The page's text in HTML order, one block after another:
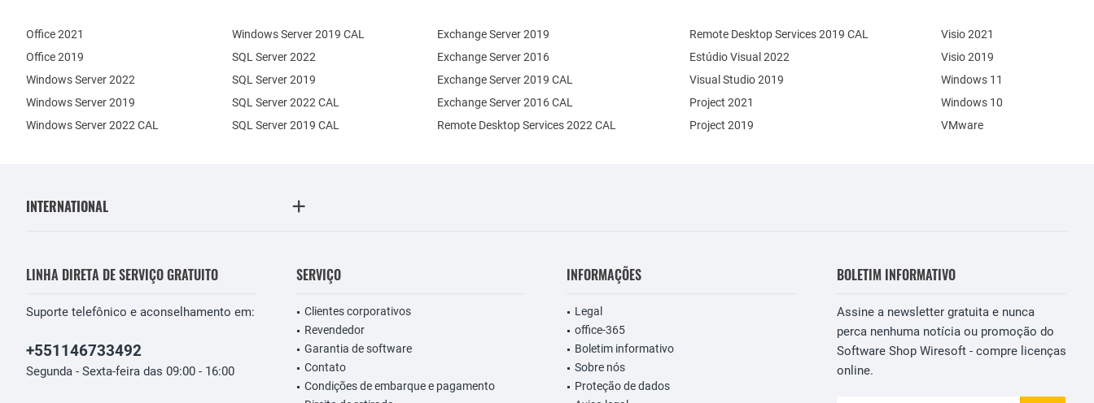
Office 2021
Office 2019
Windows Server 2022
Windows Server 2019
Exchange Server 2019
Exchange Server 2016
SQL Server 2022
SQL Server 2019
Windows Server 2022 CAL
Windows Server 2019 CAL
SQL Server 2022 CAL
SQL Server 2019 CAL
Remote Desktop Services 2022 CAL
Remote Desktop Services 2019 CAL
Exchange Server 2019 CAL
Exchange Server 2016 CAL
Estúdio Visual 2022
Visual Studio 2019
Project 2021
Project 2019
Visio 2021
Visio 2019
Windows 11
Windows 10
VMware
INTERNATIONAL
LINHA DIRETA DE SERVIÇO GRATUITO
Suporte telefônico e aconselhamento em:
+551146733492
Segunda - Sexta-feira das 09:00 - 16:00
SERVIÇO
Clientes corporativos
Revendedor
Garantia de software
Contato
Condições de embarque e pagamento
INFORMAÇÕES
Legal
office-365
Boletim informativo
Sobre nós
Proteção de dados
BOLETIM INFORMATIVO
Assine a newsletter gratuita e nunca
perca nenhuma notícia ou promoção do
Software Shop Wiresoft - compre licenças
online.